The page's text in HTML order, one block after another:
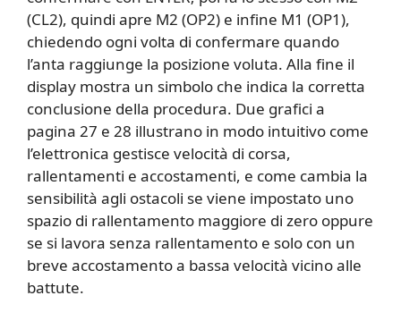
(CL2), quindi apre M2 (OP2) e infine M1 (OP1),
chiedendo ogni volta di confermare quando
l’anta raggiunge la posizione voluta. Alla fine il
display mostra un simbolo che indica la corretta
conclusione della procedura. Due grafici a
pagina 27 e 28 illustrano in modo intuitivo come
l’elettronica gestisce velocità di corsa,
rallentamenti e accostamenti, e come cambia la
sensibilità agli ostacoli se viene impostato uno
spazio di rallentamento maggiore di zero oppure
se si lavora senza rallentamento e solo con un
breve accostamento a bassa velocità vicino alle
battute.